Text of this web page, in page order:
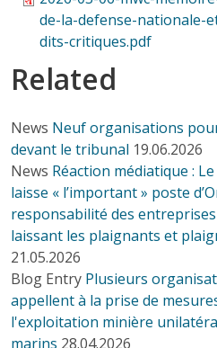
de-la-defense-nationale-
dits-critiques.pdf
Related
News Neuf organisations
devant le tribunal 19.06.2026
News Réaction médiatique :
laisse « l’important » poste
responsabilité des
laissant les plaignants et
21.05.2026
Blog Entry Plusieurs
appellent à la prise de
l'exploitation minière
marins 28.04.2026